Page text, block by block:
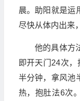
晨。助阳就是运
尽快从体内出来
他的具体方
即开天门24次
半分钟，拿风池
热，抱肚法6次